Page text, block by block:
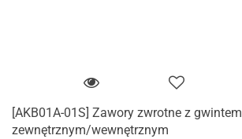
[AKB01A-01S] Zawory zwrotne z gwintem
zewnętrznym/wewnętrznym